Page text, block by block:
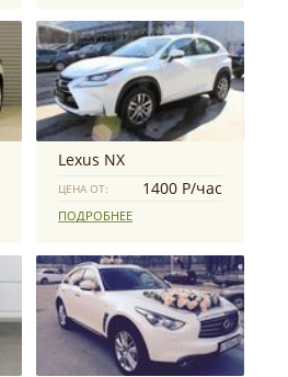
Lexus NX
ЦЕНА ОТ: 1400 Р/час
ПОДРОБНЕЕ